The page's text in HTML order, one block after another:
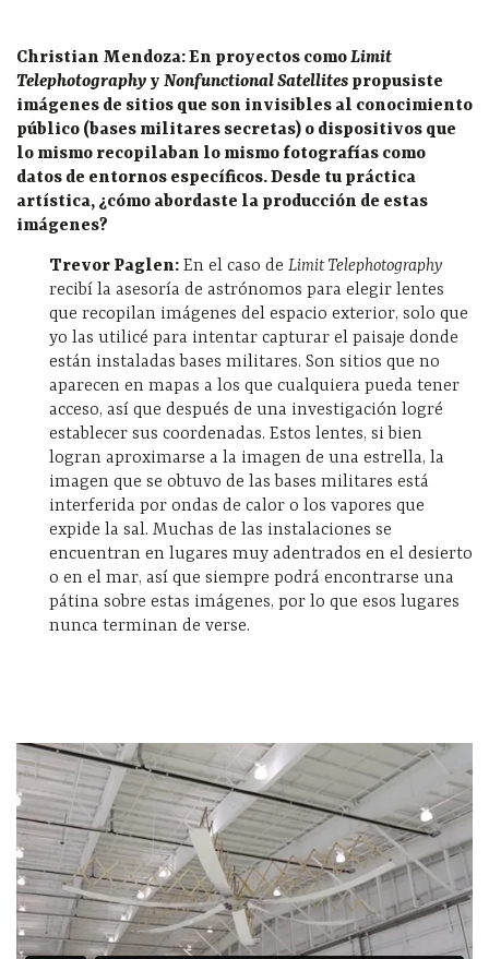
Christian Mendoza: En proyectos comoLimit
Telephotography y Nonfunctional Satellites propusiste
imágenes de sitios que son invisibles al conocimiento
público (bases militares secretas) o dispositivos que
lo mismo recopilaban lo mismo fotografías como
datos de entornos específicos. Desde tu práctica
artística, ¿cómo abordaste la producción de estas
imágenes?
Trevor Paglen: En el caso de Limit Telephotography
recibí la asesoría de astrónomos para elegir lentes
que recopilan imágenes del espacio exterior, solo que
yo las utilicé para intentar capturar el paisaje donde
están instaladas bases militares. Son sitios que no
aparecen en mapas a los que cualquiera pueda tener
acceso, así que después de una investigación logré
establecer sus coordenadas. Estos lentes, si bien
logran aproximarse a la imagen de una estrella, la
imagen que se obtuvo de las bases militares está
interferida por ondas de calor o los vapores que
expide la sal. Muchas de las instalaciones se
encuentran en lugares muy adentrados en el desierto
o en el mar, así que siempre podrá encontrarse una
pátina sobre estas imágenes, por lo que esos lugares
nunca terminan de verse.